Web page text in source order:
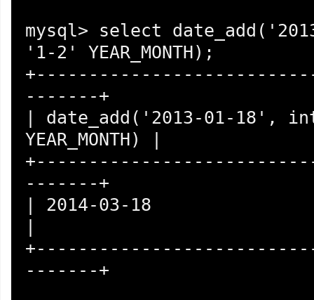
mysql> select
'1-2' YEAR_MONTH);
-------+
| date_add('2013-01-18',
YEAR_MONTH) |
-------+
| 2014-03-18
|
-------+